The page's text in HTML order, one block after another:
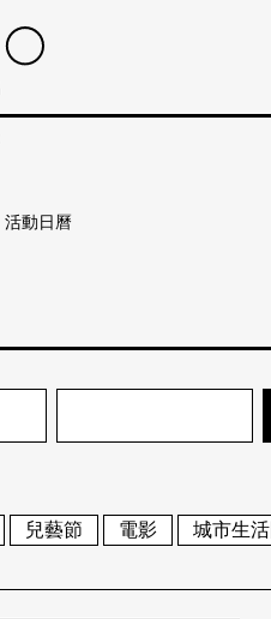
活動日曆
兒藝節 電影 城市生